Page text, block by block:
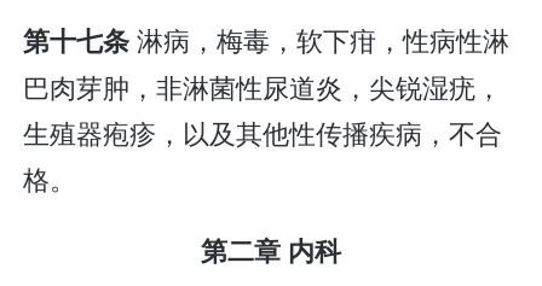
第十七条淋病，梅毒，软下疳，性病性淋
巴肉芽肿，非淋菌性尿道炎，尖锐湿疣，
生殖器疱疹，以及其他性传播疾病，不合
格。
第二章 内科